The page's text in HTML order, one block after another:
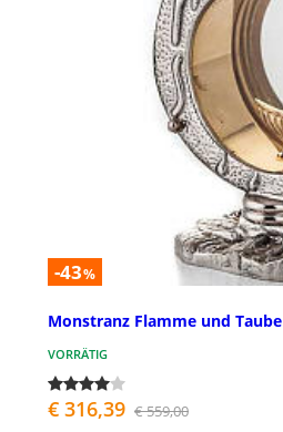
-43%
Monstranz Flamme und Taube
VORRÄTIG
€ 316,39 € 559,00